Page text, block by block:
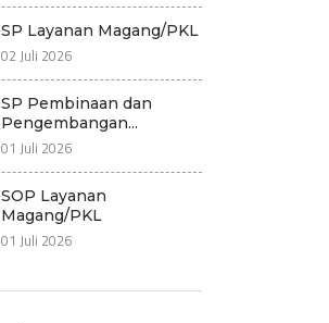
SP Layanan Magang/PKL
02 Juli 2026
SP Pembinaan dan
Pengembangan...
01 Juli 2026
SOP Layanan
Magang/PKL
01 Juli 2026